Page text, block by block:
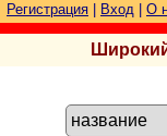
Регистрация Вход О